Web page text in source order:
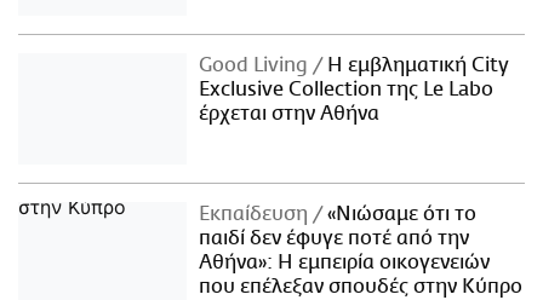
Good Living
Η εμβληματική City
Exclusive Collection της Le Labo
έρχεται στην Αθήνα
Εκπαίδευση
«Νιώσαμε ότι το
παιδί δεν έφυγε ποτέ από την
Αθήνα»: Η εμπειρία οικογενειών
που επέλεξαν σπουδές στην Κύπρο